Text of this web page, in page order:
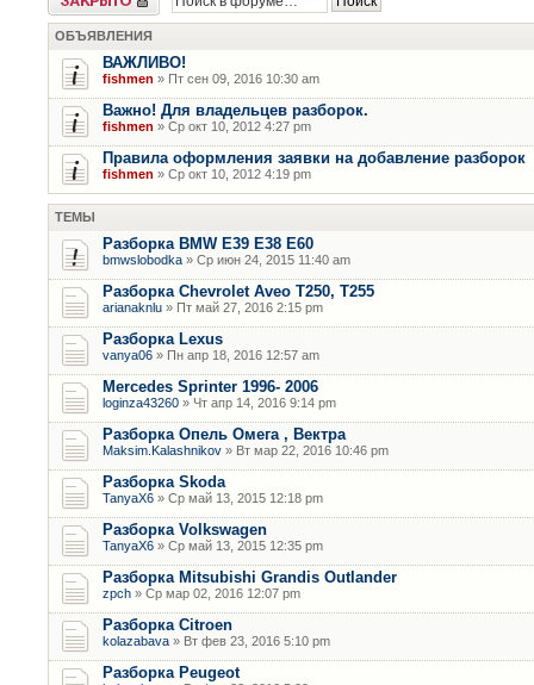
ОБЪЯВЛЕНИЯ
ВАЖЛИВО!
fishmen » Пт сен 09, 2016 10:30 am
Важно! Для владельцев разборок.
fishmen » Ср окт 10, 2012 4:27 pm
Правила оформления заявки на добавление разборок
fishmen » Ср окт 10, 2012 4:19 pm
ТЕМЫ
Разборка BMW E39 E38 E60
bmwslobodka » Ср июн 24, 2015 11:40 am
Разборка Chevrolet Aveo T250, T255
arianaknlu » Пт май 27, 2016 2:15 pm
Разборка Lexus
vanya06 » Пн апр 18, 2016 12:57 am
Mercedes Sprinter 1996- 2006
loginza43260 » Чт апр 14, 2016 9:14 pm
Разборка Опель Омега , Вектра
Maksim.Kalashnikov » Вт мар 22, 2016 10:46 pm
Разборка Skoda
TanyaX6 » Ср май 13, 2015 12:18 pm
Разборка Volkswagen
TanyaX6 » Ср май 13, 2015 12:35 pm
Разборка Mitsubishi Grandis Outlander
zpch » Ср мар 02, 2016 12:07 pm
Разборка Citroen
kolazabava » Вт фев 23, 2016 5:10 pm
Разборка Peugeot